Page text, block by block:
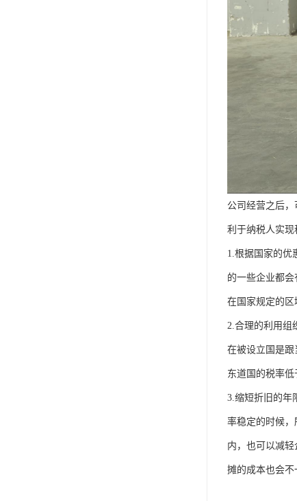
公司经营之后
利于纳税人实
1.根据国家的优
的一些企业都
在国家规定的区
2.合理的利用组
在被设立国是
东道国的税率
3.缩短折旧的年
率稳定的时候
内，也可以减
摊的成本也会不